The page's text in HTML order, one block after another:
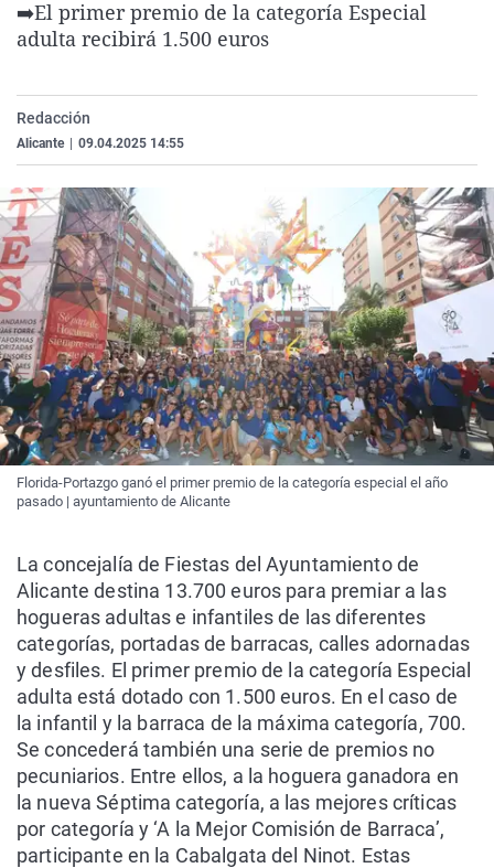
La rosa de los vientos
Como el perro y el
Caso
Equipo de
Extremadura
La Rioja
País Vasco
Virales
Elecciones
➡️El primer premio de la categoría Especial
adulta recibirá 1.500 euros
Redacción
Alicante 09.04.2025 14:55
Florida-Portazgo ganó el primer premio de la categoría especial el año
pasado | ayuntamiento de Alicante
La concejalía de Fiestas del Ayuntamiento de
Alicante destina 13.700 euros para premiar a las
hogueras adultas e infantiles de las diferentes
categorías, portadas de barracas, calles adornadas
y desfiles. El primer premio de la categoría Especial
adulta está dotado con 1.500 euros. En el caso de
la infantil y la barraca de la máxima categoría, 700.
Se concederá también una serie de premios no
pecuniarios. Entre ellos, a la hoguera ganadora en
la nueva Séptima categoría, a las mejores críticas
por categoría y ‘A la Mejor Comisión de Barraca’,
participante en la Cabalgata del Ninot. Estas